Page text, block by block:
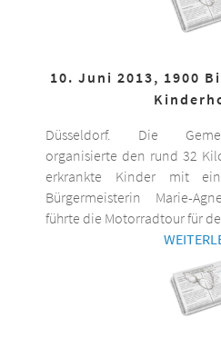
10. Juni 2013, 1900
Düsseldorf. Die
organisierte den rund 32
erkrankte Kinder mit
Bürgermeisterin Marie-
führte die Motorradtour für